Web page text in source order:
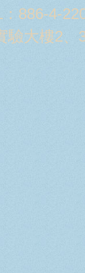
886-4-
驗大樓2